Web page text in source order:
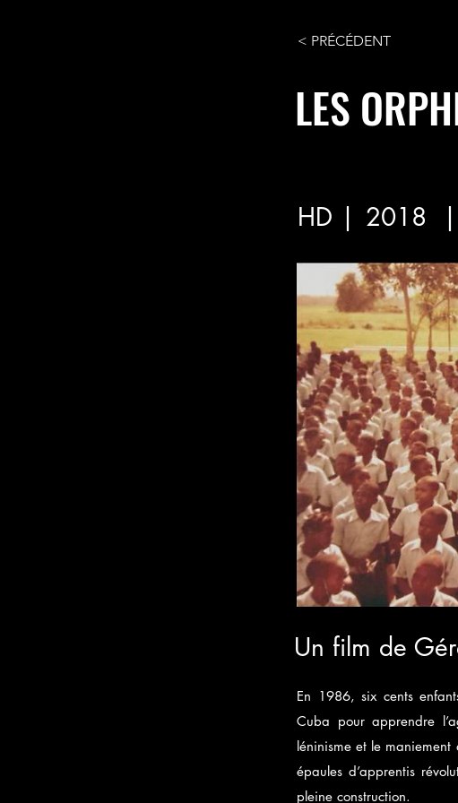
< PRÉCÉDENT
LES
HD | 2018
Un film de
En 1986, six cents
Cuba pour apprendre
léninisme et le maniement
épaules d’apprentis
pleine construction.